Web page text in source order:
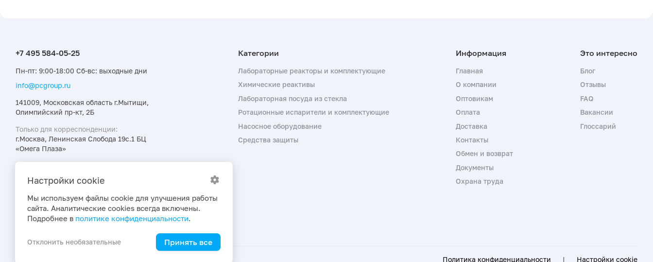
Пн-пт: 9:00-18:00 Сб-вс: выходные дни
info@pcgroup.ru
141009, Московская область г.Мытищи,
Олимпийский пр-кт, 2Б
Только для корреспонденции:
г.Москва, Ленинская Слобода 19с.1 БЦ
«Омега Плаза»
акциях и новостях первыми
Лабораторные реакторы и комплектующие
Химические реактивы
Лабораторная посуда из стекла
Ротационные испарители и комплектующие
Насосное оборудование
Средства защиты
Главная
О компании
Оптовикам
Оплата
Доставка
Контакты
Обмен и возврат
Документы
Охрана труда
Блог
Отзывы
FAQ
Вакансии
Глоссарий
Политика конфиденциальности | Настройки cookie
Настройки cookie
Мы используем файлы cookie для улучшения работы
сайта. Аналитические cookies всегда включены.
Подробнее в политике конфиденциальности.
Отклонить необязательные Принять все